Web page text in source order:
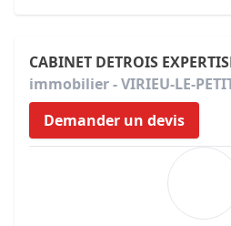
CABINET DETROIS
immobilier - VIRIEU-LE-
Demander un devis